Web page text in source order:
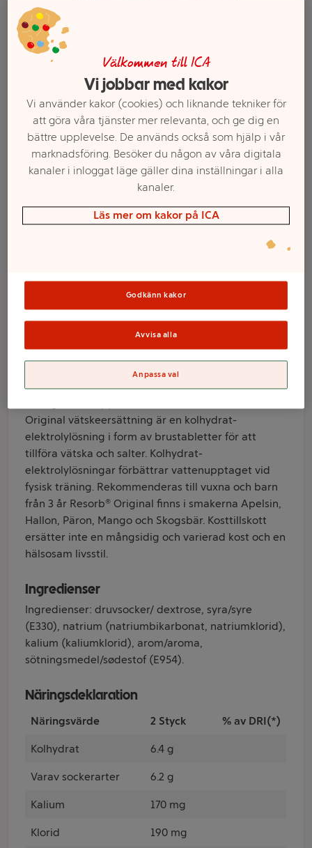
Vätskeersättning
Hallon 2-p 20st
Varumärke
Produktinformation
KosttillskottResorb® Original är vätskeersättning
Original vätskeersättning är en kolhydrat-
elektrolylösning i form av brustabletter för att
tillföra vätska och salter. Kolhydrat-
elektrolylösningar förbättrar vattenupptaget vid
fysisk träning. Rekommenderas till vuxna och barn
från 3 år Resorb® Original finns i smakerna Apelsin,
Hallon, Päron, Mango och Skogsbär. Kosttillskott
ersätter inte en mångsidig och varierad kost och en
hälsosam livsstil.
Ingredienser
Ingredienser: druvsocker/ dextrose, syra/syre
(E330), natrium (natriumbikarbonat, natriumklorid),
kalium (kaliumklorid), arom/aroma,
sötningsmedel/sødestof (E954).
Näringsdeklaration
Näringsvärde 2 Styck % av DRI(*)
Kolhydrat 6.4 g
Varav sockerarter 6.2 g
Kalium 170 mg
Klorid 190 mg
Välj butik och handla
Sortimentet kan variera mellan butikerna
Välkommen till ICA
Vi jobbar med kakor
Vi använder kakor (cookies) och liknande tekniker för
att göra våra tjänster mer relevanta, och ge dig en
bättre upplevelse. De används också som hjälp i vår
marknadsföring. Besöker du någon av våra digitala
kanaler i inloggat läge gäller dina inställningar i alla
kanaler.
Läs mer om kakor på ICA
Godkänn kakor
Avvisa alla
Anpassa val